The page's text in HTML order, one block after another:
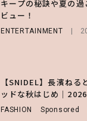
キープの秘訣や夏の
ビュー！
ENTERTAINMENT
【SNIDEL】長濱ねる
ッドな秋はじめ｜
FASHION Sponsored
第1弾の気になるメニ
チェック！
LIFESTYLE
【齋藤飛鳥】人生初
くりくるし、すごく
ットの様子を独占で
ENTERTAINMENT
ッドな秋はじめ｜
【付録】総柄ハロー
ノ国屋コラボの“優秀
い味方！【オトナミュ